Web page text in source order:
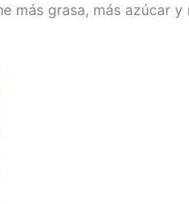
más grasa, más azúcar